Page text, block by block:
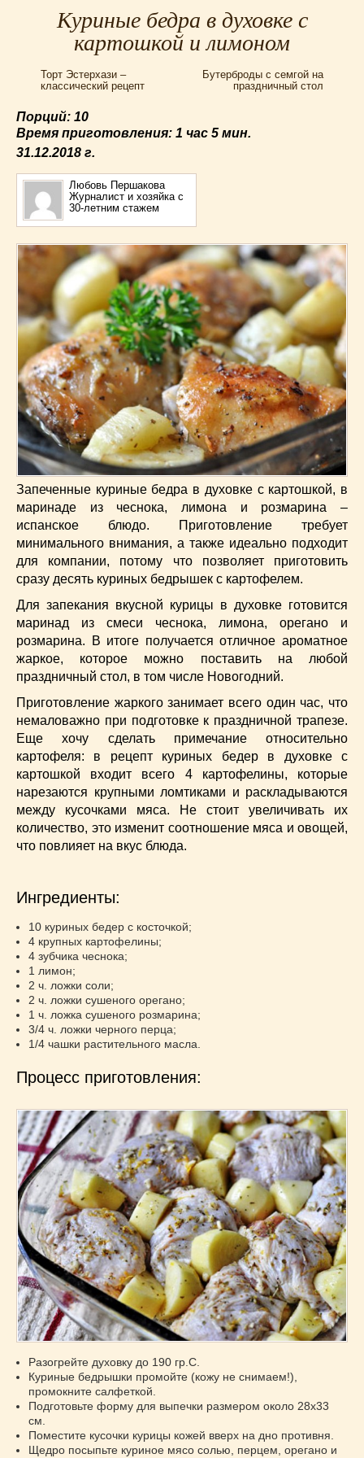
Для мультиварки Филипс(38)
Еврейская кухня
Заготовки на зиму
Запеканки(25)
Итальянская кухня
Картошка(32)
Каши(24)
Кексы(43)
Китайская кухня(15)
Лучшие(9)
Макароны(18)
Мексиканская кухня(9)
Мясные блюда(119)
Напитки
(4)
Немецкая кухня(10)
Необычные(49)
Низкокалорийные(33)
Новогодние(57)
Новости(54)
О жизни(25)
Овощи(98)
Пасхальные(17)
Пироги(55)
Польская кухня(21)
Постные(52)
Праздничные блюда(63)
Простые(102)
Русская кухня (81)
Рыба(45)
Салаты (33)
Соусы (8)
Супы
Торты(52)
Украинская кухня(129)
Фасоль(20)
Фото еды(10)
Французская кухня
Что приготовить на завтрак?
Что приготовить на ужин?(254)
Японская кухня(16)
Куриные бедра в духовке с
картошкой и лимоном
Торт Эстерхази –
классический рецепт
Бутерброды с семгой на
праздничный стол
Порций: 10
Время приготовления: 1 час 5 мин.
31.12.2018 г.
Любовь Першакова
Журналист и хозяйка с
30-летним стажем
Запеченные куриные бедра в духовке с картошкой, в
маринаде из чеснока, лимона и розмарина –
испанское блюдо. Приготовление требует
минимального внимания, а также идеально подходит
для компании, потому что позволяет приготовить
сразу десять куриных бедрышек с картофелем.
Для запекания вкусной курицы в духовке готовится
маринад из смеси чеснока, лимона, орегано и
розмарина. В итоге получается отличное ароматное
жаркое, которое можно поставить на любой
праздничный стол, в том числе Новогодний.
Приготовление жаркого занимает всего один час, что
немаловажно при подготовке к праздничной трапезе.
Еще хочу сделать примечание относительно
картофеля: в рецепт куриных бедер в духовке с
картошкой входит всего 4 картофелины, которые
нарезаются крупными ломтиками и раскладываются
между кусочками мяса. Не стоит увеличивать их
количество, это изменит соотношение мяса и овощей,
что повлияет на вкус блюда.
Ингредиенты:
10 куриных бедер с косточкой;
4 крупных картофелины;
4 зубчика чеснока;
1 лимон;
2 ч. ложки соли;
2 ч. ложки сушеного орегано;
1 ч. ложка сушеного розмарина;
3/4 ч. ложки черного перца;
1/4 чашки растительного масла.
Процесс приготовления:
Разогрейте духовку до 190 гр.C.
Куриные бедрышки промойте (кожу не снимаем!),
промокните салфеткой.
Подготовьте форму для выпечки размером около 28х33
см.
Поместите кусочки курицы кожей вверх на дно противня.
Щедро посыпьте куриное мясо солью, перцем, орегано и